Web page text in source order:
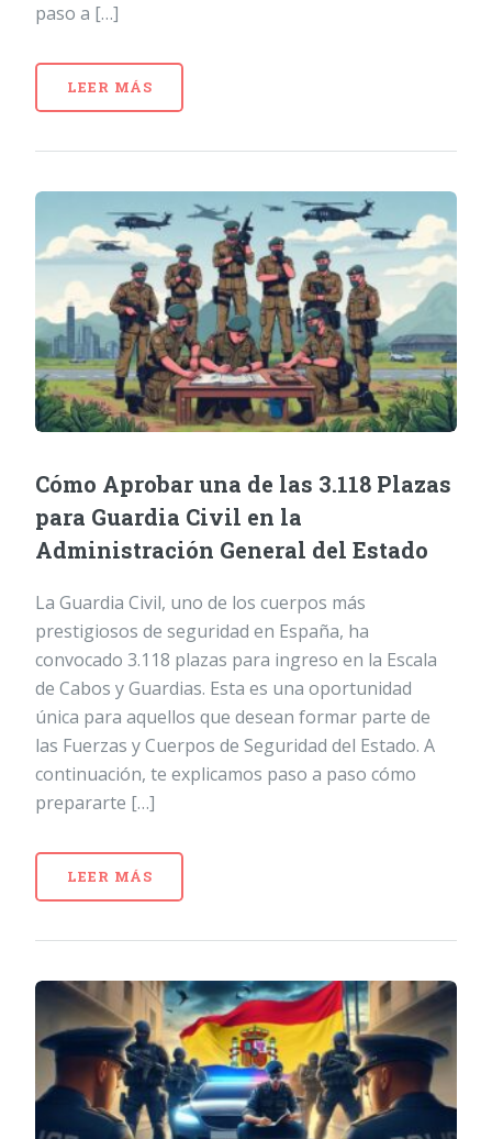
paso a […]
LEER MÁS
Cómo Aprobar una de las 3.118 Plazas
para Guardia Civil en la
Administración General del Estado
La Guardia Civil, uno de los cuerpos más
prestigiosos de seguridad en España, ha
convocado 3.118 plazas para ingreso en la Escala
de Cabos y Guardias. Esta es una oportunidad
única para aquellos que desean formar parte de
las Fuerzas y Cuerpos de Seguridad del Estado. A
continuación, te explicamos paso a paso cómo
prepararte […]
LEER MÁS